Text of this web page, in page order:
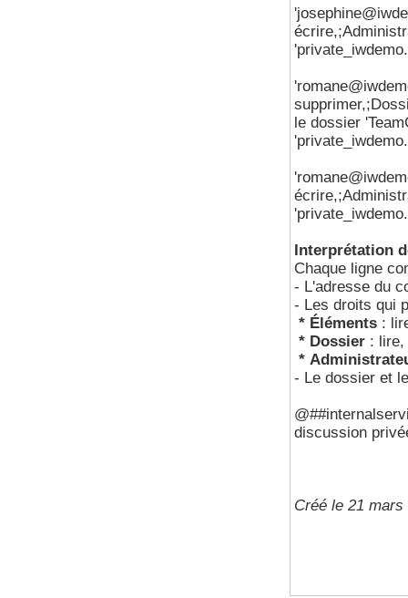
le dossier
Interprétation
Chaque ligne
- L'adresse du
- Les droits qui
* Éléments :
* Dossier : lire,
*
- Le dossier et
discussion
Créé le 21 mars